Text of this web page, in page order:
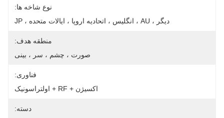
نوع شاخه ها:
دیگر ، AU ، انگلیس ، اتحادیه اروپا ، ایالات متحده ، JP
منطقه هدف:
صورت ، چشم ، سر ، بینی
فناوری:
اکسیژن + RF + اولتراسونیک
دسته: